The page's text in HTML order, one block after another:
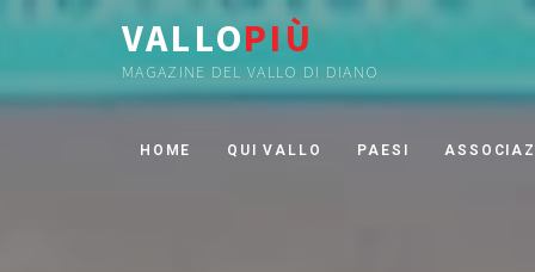
VALLOPIÙ
MAGAZINE DEL VALLO DI DIANO
HOME QUI VALLO PAESI